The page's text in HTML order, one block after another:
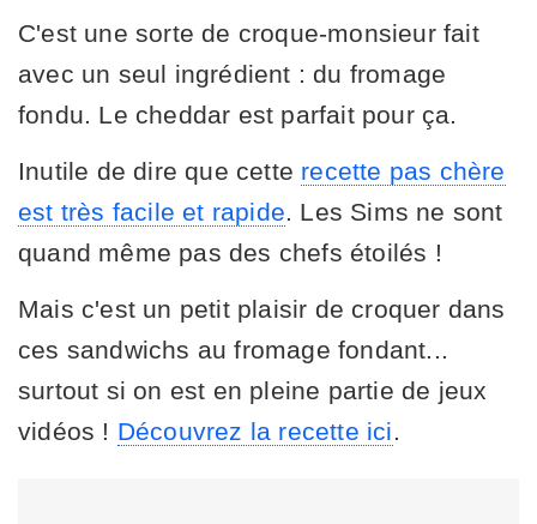
C'est une sorte de croque-monsieur fait
avec un seul ingrédient : du fromage
fondu. Le cheddar est parfait pour ça.
Inutile de dire que cette recette pas chère
est très facile et rapide. Les Sims ne sont
quand même pas des chefs étoilés !
Mais c'est un petit plaisir de croquer dans
ces sandwichs au fromage fondant...
surtout si on est en pleine partie de jeux
vidéos ! Découvrez la recette ici.